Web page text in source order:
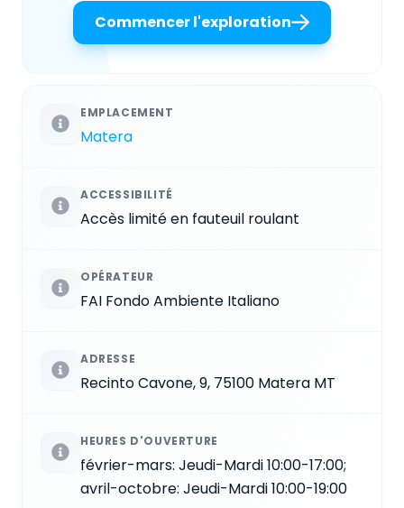
Commencer l'exploration
EMPLACEMENT
Matera
ACCESSIBILITÉ
Accès limité en fauteuil roulant
OPÉRATEUR
FAI Fondo Ambiente Italiano
ADRESSE
Recinto Cavone, 9, 75100 Matera MT
HEURES D'OUVERTURE
février-mars: Jeudi-Mardi 10:00-17:00;
avril-octobre: Jeudi-Mardi 10:00-19:00